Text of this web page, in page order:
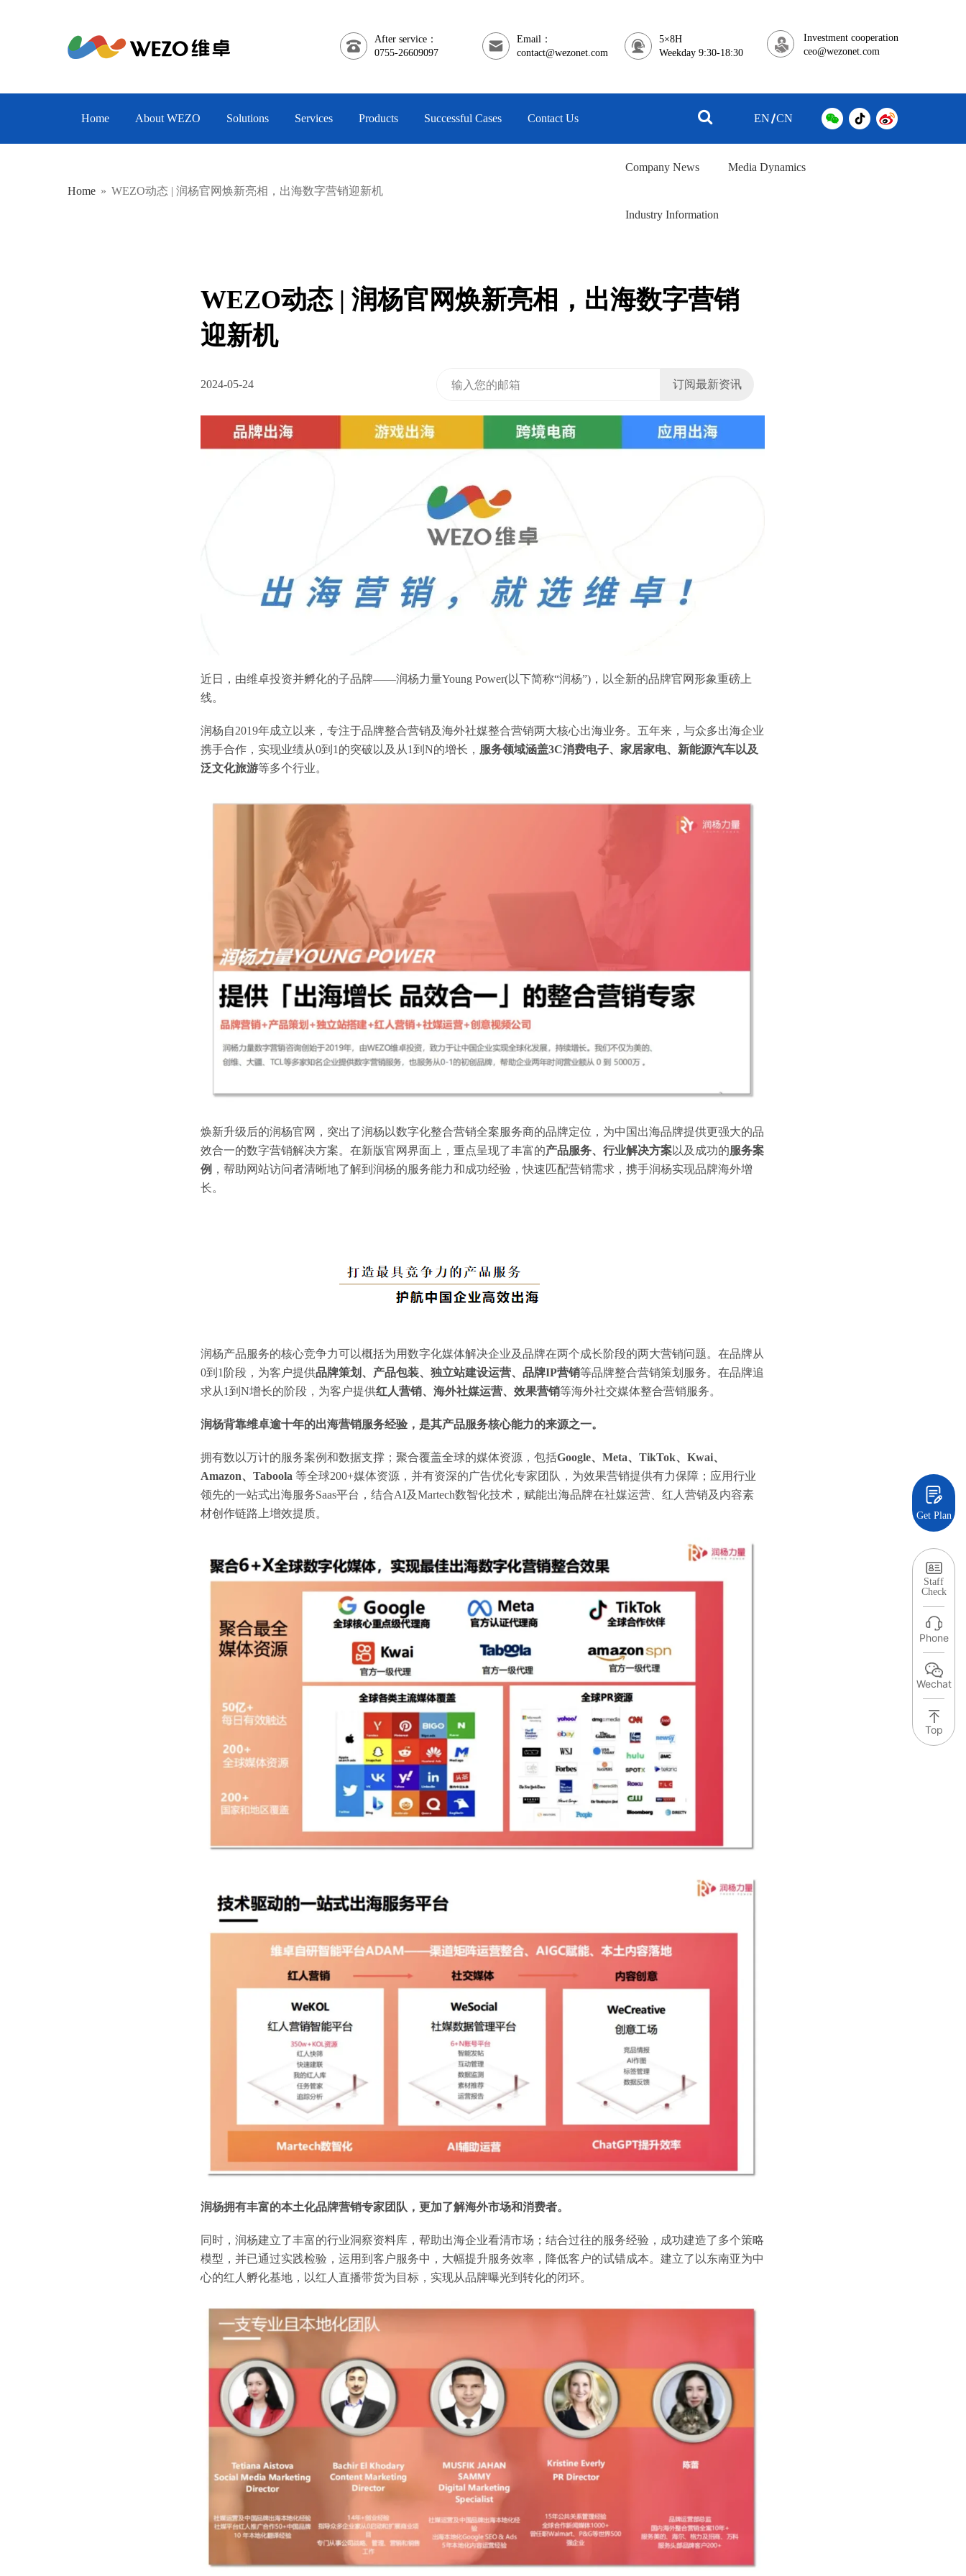
After service：
0755-26609097
Email：
contact@wezonet.com
5×8H
Weekday 9:30-18:30
Investment cooperation
ceo@wezonet.com
Home About WEZO Solutions Services Products Successful Cases Contact Us EN CN
Home » WEZO动态 | 润杨官网焕新亮相，出海数字营销迎新机
Company News Media Dynamics
Industry Information
WEZO动态 | 润杨官网焕新亮相，出海数字营销
迎新机
2024-05-24
近日，由维卓投资并孵化的子品牌——润杨力量Young Power(以下简称“润杨”)，以全新的品牌官网形象重磅上
线。
润杨自2019年成立以来，专注于品牌整合营销及海外社媒整合营销两大核心出海业务。五年来，与众多出海企业
携手合作，实现业绩从0到1的突破以及从1到N的增长， 服务领域涵盖3C消费电子、家居家电、新能源汽车以及
泛文化旅游等多个行业。
焕新升级后的润杨官网，突出了润杨以数字化整合营销全案服务商的品牌定位，为中国出海品牌提供更强大的品
效合一的数字营销解决方案。在新版官网界面上，重点呈现了丰富的产品服务、行业解决方案以及成功的 服务案
例 ，帮助网站访问者清晰地了解到润杨的服务能力和成功经验，快速匹配营销需求，携手润杨实现品牌海外增
长。
润杨产品服务的核心竞争力可以概括为用数字化媒体解决企业及品牌在两个成长阶段的两大营销问题。在品牌从
0到1阶段，为客户提供品牌策划、产品包装、独立站建设运营、品牌IP营销等品牌整合营销策划服务。在品牌追
求从1到N增长的阶段，为客户提供红人营销、海外社媒运营、效果营销等海外社交媒体整合营销服务。
润杨背靠维卓逾十年的出海营销服务经验，是其产品服务核心能力的来源之一。
拥有数以万计的服务案例和数据支撑；聚合覆盖全球的媒体资源，包括Google、Meta、TikTok、Kwai、
Amazon、Taboola 等全球200+媒体资源，并有资深的广告优化专家团队，为效果营销提供有力保障；应用行业
领先的一站式出海服务Saas平台，结合AI及Martech数智化技术，赋能出海品牌在社媒运营、红人营销及内容素
材创作链路上增效提质。
润杨拥有丰富的本土化品牌营销专家团队，更加了解海外市场和消费者。
同时，润杨建立了丰富的行业洞察资料库，帮助出海企业看清市场；结合过往的服务经验，成功建造了多个策略
模型，并已通过实践检验，运用到客户服务中，大幅提升服务效率，降低客户的试错成本。建立了以东南亚为中
心的红人孵化基地，以红人直播带货为目标，实现从品牌曝光到转化的闭环。
Get Plan
Staff
Check
Phone
Wechat
Top